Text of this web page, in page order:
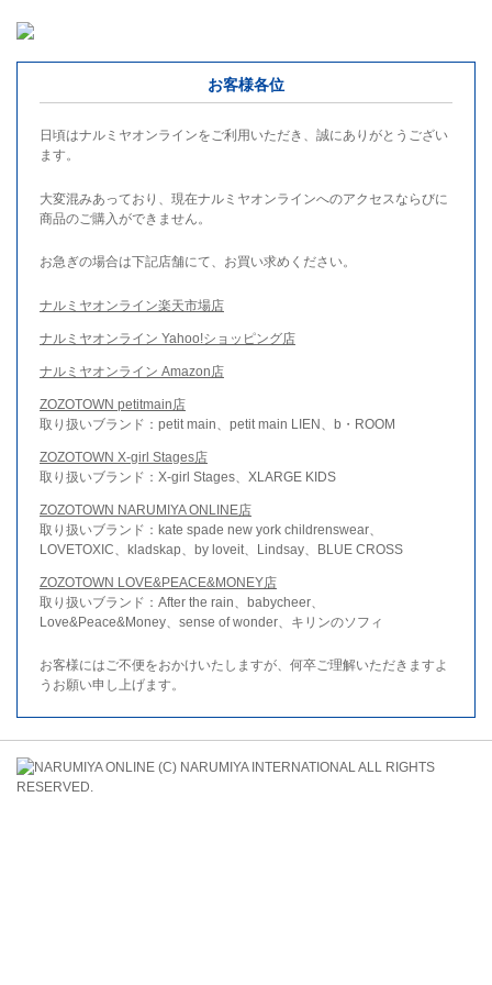
お客様各位
日頃はナルミヤオンラインをご利用いただき、誠にありがとうござい
ます。
大変混みあっており、現在ナルミヤオンラインへのアクセスならびに
商品のご購入ができません。
お急ぎの場合は下記店舗にて、お買い求めください。
ナルミヤオンライン楽天市場店
ナルミヤオンライン Yahoo!ショッピング店
ナルミヤオンライン Amazon店
ZOZOTOWN petitmain店
取り扱いブランド：petit main、petit main LIEN、b・ROOM
ZOZOTOWN X-girl Stages店
取り扱いブランド：X-girl Stages、XLARGE KIDS
ZOZOTOWN NARUMIYA ONLINE店
取り扱いブランド：kate spade new york childrenswear、
LOVETOXIC、kladskap、by loveit、Lindsay、BLUE CROSS
ZOZOTOWN LOVE&PEACE&MONEY店
取り扱いブランド：After the rain、babycheer、
Love&Peace&Money、sense of wonder、キリンのソフィ
お客様にはご不便をおかけいたしますが、何卒ご理解いただきますよ
うお願い申し上げます。